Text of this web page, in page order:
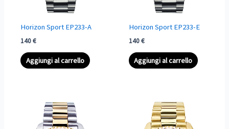
Horizon Sport EP233-A
140€
Aggiungi al carrello
Horizon Sport EP233-E
140€
Aggiungi al carrello